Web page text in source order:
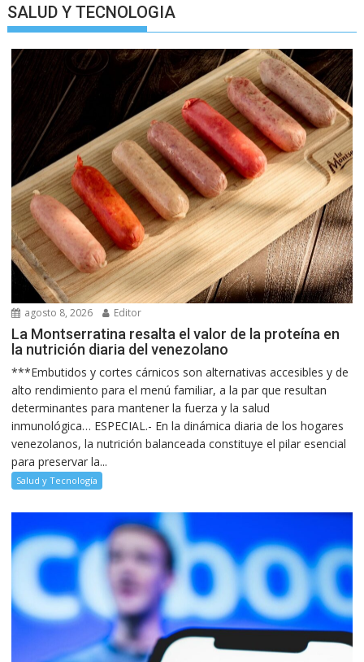
SALUD Y TECNOLOGIA
agosto 8, 2026 Editor
La Montserratina resalta el valor de la proteína en
la nutrición diaria del venezolano
***Embutidos y cortes cárnicos son alternativas accesibles y de
alto rendimiento para el menú familiar, a la par que resultan
determinantes para mantener la fuerza y la salud
inmunológica… ESPECIAL.- En la dinámica diaria de los hogares
venezolanos, la nutrición balanceada constituye el pilar esencial
para preservar la...
Salud y Tecnología